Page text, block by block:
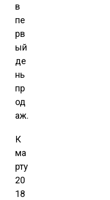
в
пе
рв
ый
де
нь
пр
од
аж.
К
ма
рту
20
18